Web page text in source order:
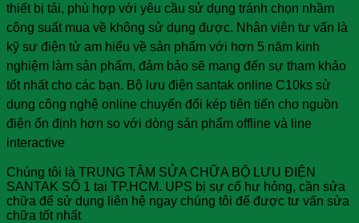
thiết bị tải, phù hợp với yêu cầu sử dụng tránh chọn nhầm
công suất mua về không sử dụng được. Nhân viên tư vấn là
kỹ sư điện tử am hiểu về sản phẩm với hơn 5 năm kinh
nghiệm làm sản phẩm, đảm bảo sẽ mang đến sự tham khảo
tốt nhất cho các bạn. Bộ lưu điện santak online C10ks sử
dụng công nghệ online chuyển đổi kép tiên tiến cho nguồn
điện ổn định hơn so với dòng sản phẩm offline và line
interactive
Chúng tôi là TRUNG TÂM SỬA CHỮA BỘ LƯU ĐIỆN
SANTAK SỐ 1 tại TP.HCM. UPS bị sự cố hư hỏng, cần sửa
chữa để sử dụng liên hệ ngay chúng tôi để được tư vấn sửa
chữa tốt nhất